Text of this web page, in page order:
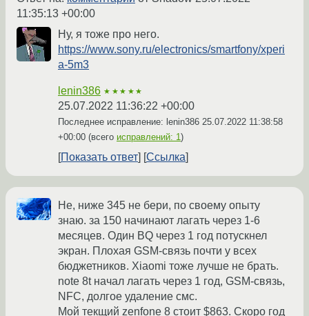
11:35:13 +00:00
Ну, я тоже про него.
https://www.sony.ru/electronics/smartfony/xperi
a-5m3
lenin386 ★★★★★
25.07.2022 11:36:22 +00:00
Последнее исправление: lenin386 25.07.2022 11:38:58
+00:00 (всего исправлений: 1)
Показать ответ Ссылка
Не, ниже 345 не бери, по своему опыту
знаю. за 150 начинают лагать через 1-6
месяцев. Один BQ через 1 год потускнел
экран. Плохая GSM-связь почти у всех
бюджетников. Xiaomi тоже лучше не брать.
note 8t начал лагать через 1 год, GSM-связь,
NFC, долгое удаление смс.
Мой текщий zenfone 8 стоит $863. Скоро год